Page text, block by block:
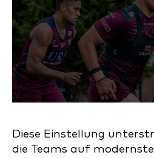
Diese Einstellung
die Teams auf modernste